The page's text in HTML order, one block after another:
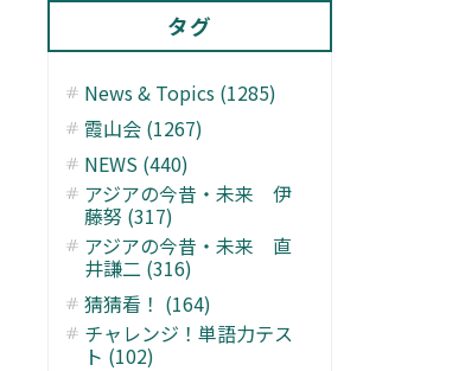
タグ
News & Topics (1285)
霞山会 (1267)
NEWS (440)
アジアの今昔・未来 伊
藤努 (317)
アジアの今昔・未来 直
井謙二 (316)
猜猜看！ (164)
チャレンジ！単語力テス
ト (102)